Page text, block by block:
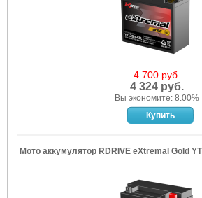
4 700 руб.
4 324 руб.
Вы экономите: 8.00%
Мото аккумулятор RDRIVE eXtremal Gold